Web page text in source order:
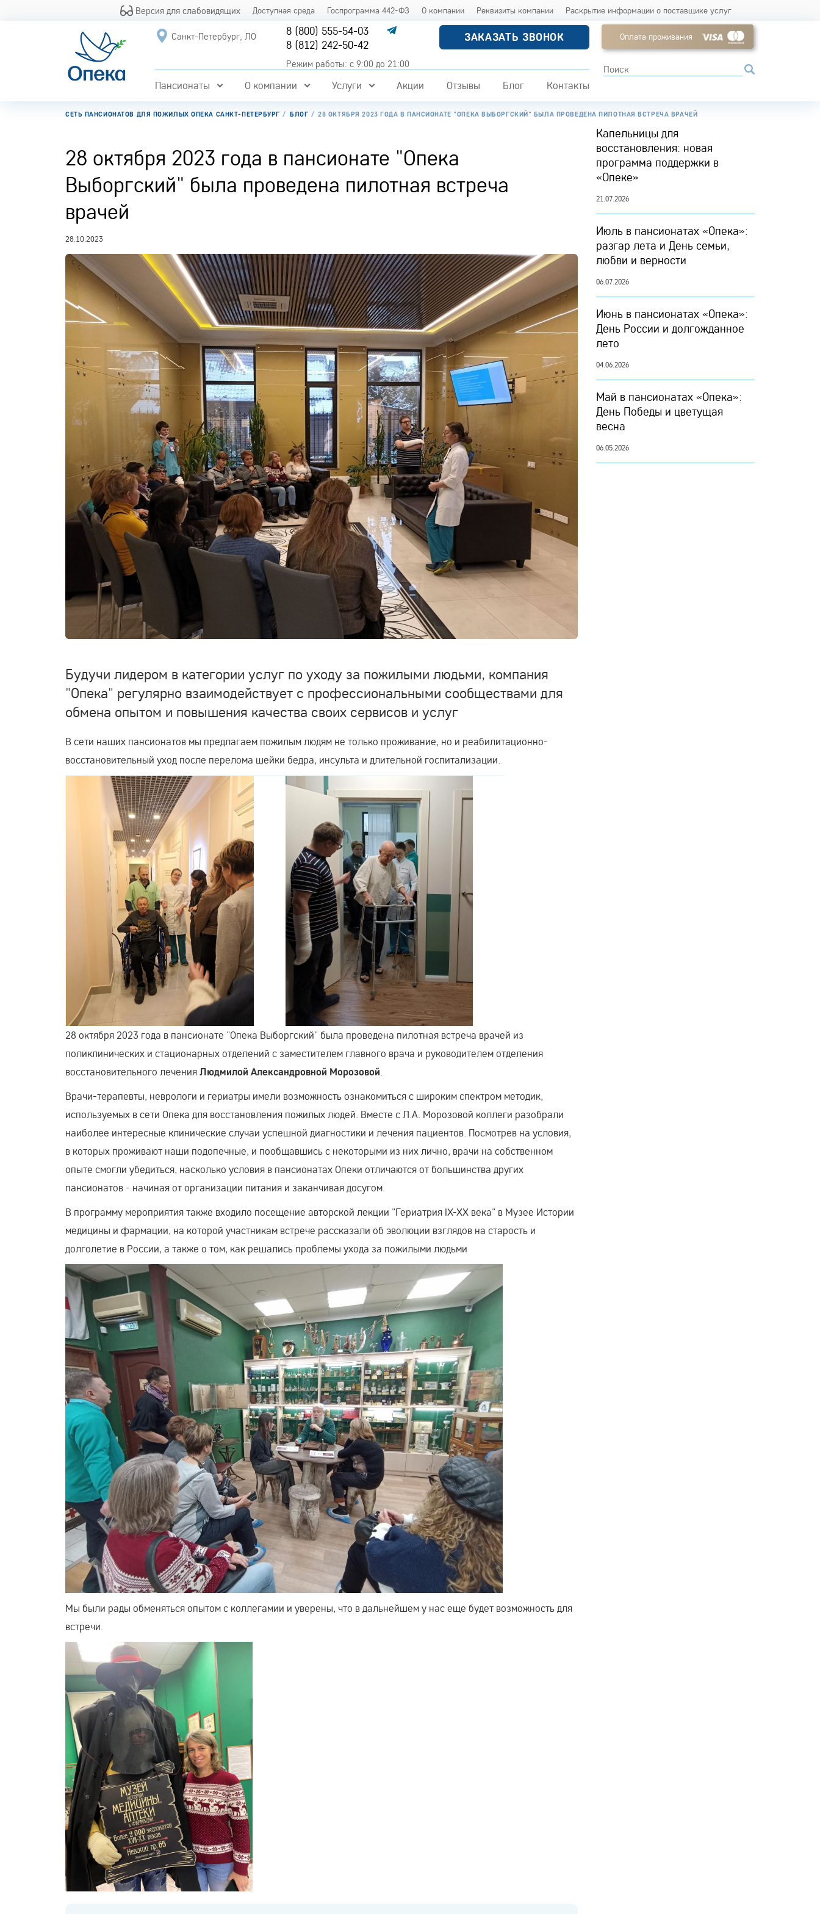
Версия для слабовидящих Доступная среда Госпрограмма 442-ФЗ О компании Реквизиты компании Раскрытие информации о поставщике услуг
Санкт-Петербург, ЛО
8 (800) 555-54-03
8 (812) 242-50-42
Режим работы: с 9:00 до 21:00
ЗАКАЗАТЬ ЗВОНОК
Пансионаты О компании Услуги Акции Отзывы Блог Контакты
Оплата проживания
СЕТЬ ПАНСИОНАТОВ ДЛЯ ПОЖИЛЫХ ОПЕКА САНКТ-ПЕТЕРБУРГ БЛОГ 28 ОКТЯБРЯ 2023 ГОДА В ПАНСИОНАТЕ "ОПЕКА ВЫБОРГСКИЙ" БЫЛА ПРОВЕДЕНА ПИЛОТНАЯ ВСТРЕЧА ВРАЧЕЙ
28 октября 2023 года в пансионате "Опека
Выборгский" была проведена пилотная встреча
врачей
28.10.2023
Будучи лидером в категории услуг по уходу за пожилыми людьми, компания
"Опека" регулярно взаимодействует с профессиональными сообществами для
обмена опытом и повышения качества своих сервисов и услуг
В сети наших пансионатов мы предлагаем пожилым людям не только проживание, но и реабилитационно-
восстановительный уход после перелома шейки бедра, инсульта и длительной госпитализации.
28 октября 2023 года в пансионате "Опека Выборгский" была проведена пилотная встреча врачей из
поликлинических и стационарных отделений с заместителем главного врача и руководителем отделения
восстановительного лечения Людмилой Александровной Морозовой.
Врачи-терапевты, неврологи и гериатры имели возможность ознакомиться с широким спектром методик,
используемых в сети Опека для восстановления пожилых людей. Вместе с Л.А. Морозовой коллеги разобрали
наиболее интересные клинические случаи успешной диагностики и лечения пациентов. Посмотрев на условия,
в которых проживают наши подопечные, и пообщавшись с некоторыми из них лично, врачи на собственном
опыте смогли убедиться, насколько условия в пансионатах Опеки отличаются от большинства других
пансионатов - начиная от организации питания и заканчивая досугом.
В программу мероприятия также входило посещение авторской лекции "Гериатрия IX-XX века" в Музее Истории
медицины и фармации, на которой участникам встрече рассказали об эволюции взглядов на старость и
долголетие в России, а также о том, как решались проблемы ухода за пожилыми людьми
Мы были рады обменяться опытом с коллегамии и уверены, что в дальнейшем у нас еще будет возможность для
встречи.
Капельницы для
восстановления: новая
программа поддержки в
«Опеке»
21.07.2026
Июль в пансионатах «Опека»:
разгар лета и День семьи,
любви и верности
06.07.2026
Июнь в пансионатах «Опека»:
День России и долгожданное
лето
04.06.2026
Май в пансионатах «Опека»:
День Победы и цветущая
весна
06.05.2026